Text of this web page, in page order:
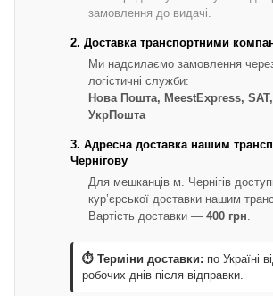
замовлення до видачі.
2. Доставка транспортними
Ми надсилаємо замовлення через
логістичні служби:
Нова Пошта, MeestExpress,
УкрПошта
3. Адресна доставка нашим
Чернігову
Для мешканців м. Чернігів
кур’єрської доставки нашим
Вартість доставки — 400 грн.
⏱ Терміни доставки: по Україні
робочих днів після відправки.